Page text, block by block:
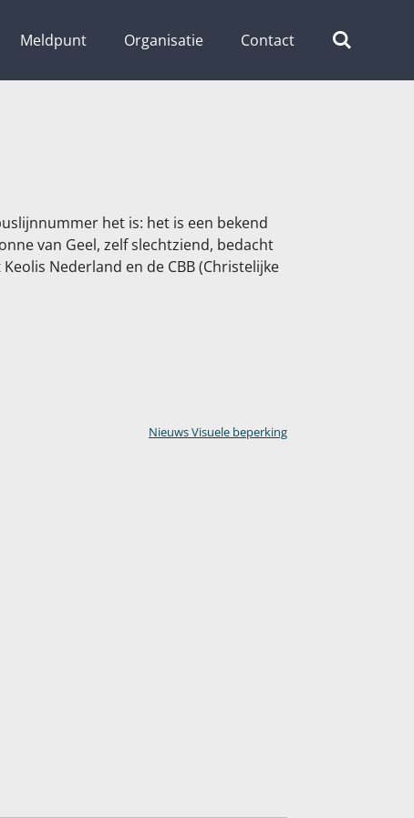
Meldpunt Organisatie Contact
het is: het is een bekend
van Geel, zelf slechtziend, bedacht
Nederland en de CBB (Christelijke
Nieuws Visuele beperking